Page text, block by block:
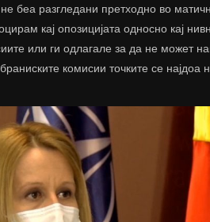
беа разгледани претходно во
кај опозицијата односно кај
или ги одлагале за да не может
комисии точките се